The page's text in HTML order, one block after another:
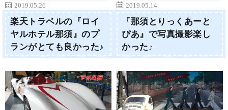
2019.05.26
楽天トラベルの『ロイ
ヤルホテル那須』のプ
ランがとても良かった♪
2019.05.14
『那須とりっくあーと
ぴあ』で写真撮影楽し
かった♪